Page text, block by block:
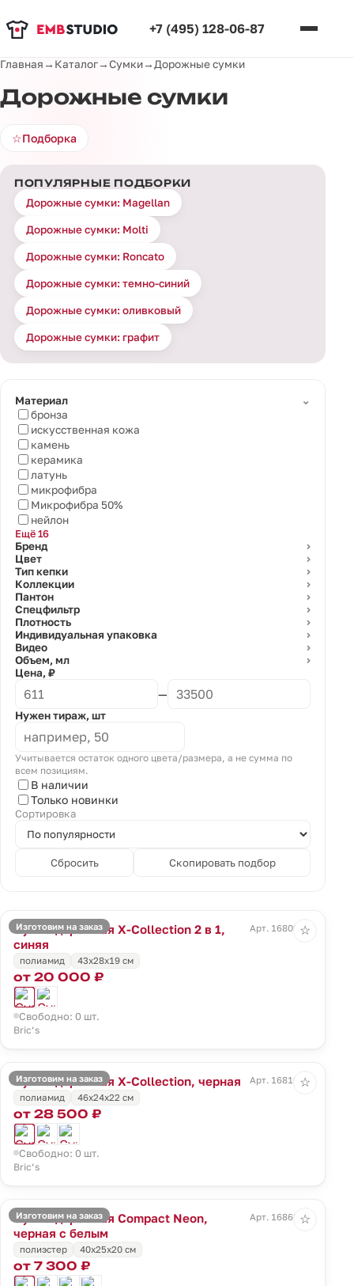
+7 (495) 128-06-87
Главная→ Каталог→Сумки→ Дорожные сумки
Дорожные сумки
☆Подборка
ПОПУЛЯРНЫЕ ПОДБОРКИ
Дорожные сумки: Magellan
Дорожные сумки: Molti
Дорожные сумки: Roncato
Дорожные сумки: темно-синий
Дорожные сумки: оливковый
Дорожные сумки: графит
Материал
⌄
бронза
искусственная кожа
камень
керамика
латунь
микрофибра
Микрофибра 50%
нейлон
Ещё 16
Бренд
⌄
Цвет ⌄
Тип кепки ⌄
Коллекции ⌄
Пантон ⌄
Спецфильтр ⌄
Плотность ⌄
Индивидуальная упаковка ⌄
Видео ⌄
Объем, мл ⌄
Цена, ₽
—
Нужен тираж, шт
Учитывается остаток одного цвета/размера, а не сумма по
всем позициям.
В наличии
Только новинки
Сортировка
Сбросить Скопировать подбор
Изготовим на заказ
Сумка дорожная X-Collection 2 в 1,
синяя
Арт. 16809.40
полиамид 43x28x19 см
от 20 000 ₽
Свободно: 0 шт.
Bric’s
☆
Изготовим на заказ
Сумка дорожная X-Collection, черная
Арт. 16810.30
полиамид
46x24x22 см
от 28 500 ₽
Свободно: 0 шт.
Bric’s
☆
Изготовим на заказ
Сумка дорожная Compact Neon,
черная с белым
Арт. 16863.33
полиэстер 40x25x20 см
от 7 300 ₽
☆